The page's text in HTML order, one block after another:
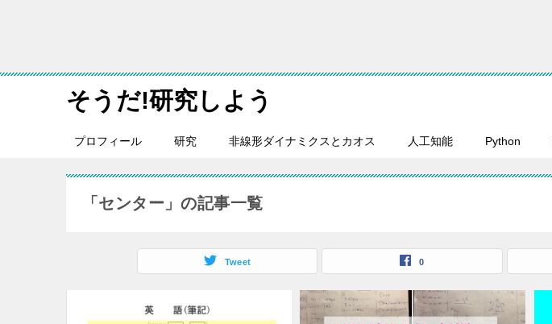
そうだ!研究しよう
プロフィール 研究 非線形ダイナミクスとカオス 人工知能 Python
「センター」の記事一覧
Tweet 0